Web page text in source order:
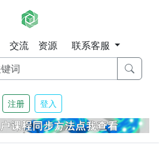
交流 资源
联系客服
注册 登入